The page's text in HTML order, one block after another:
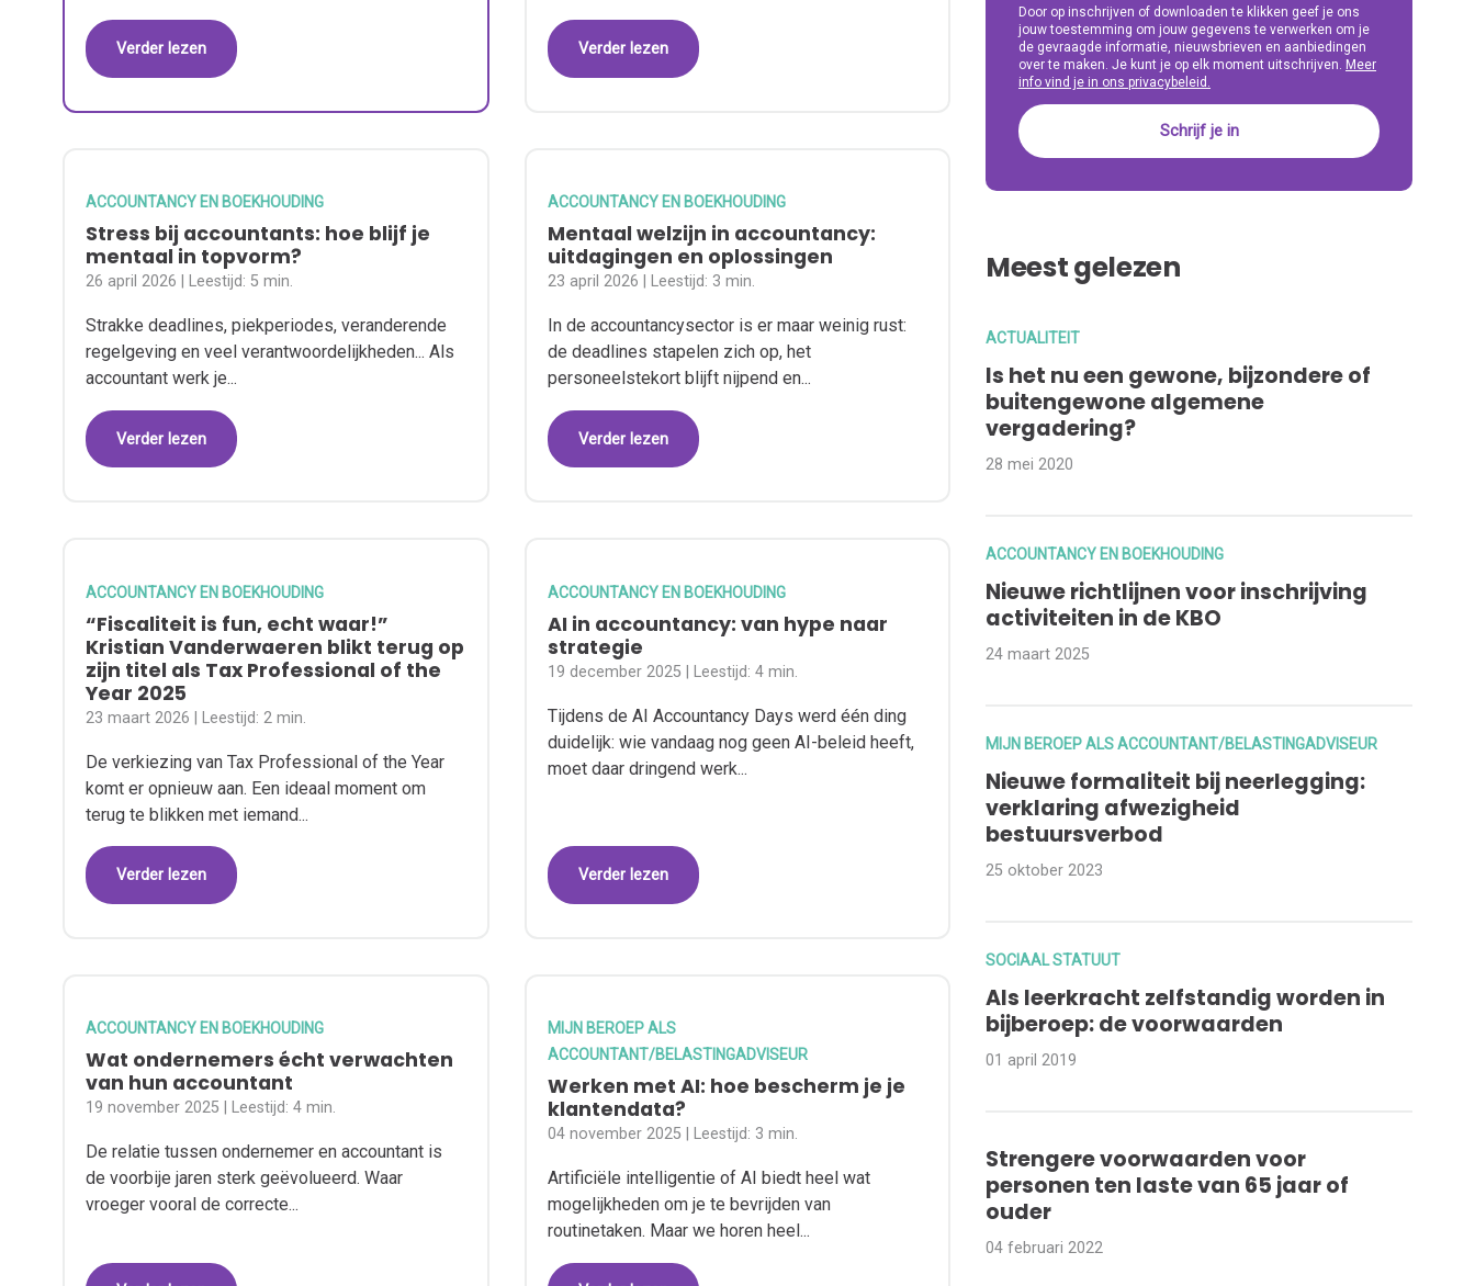
Verder lezen Verder lezen
ACCOUNTANCY EN BOEKHOUDING
Stress bij accountants: hoe blijf je
mentaal in topvorm?
26 april 2026 | Leestijd:5 min.
Strakke deadlines, piekperiodes, veranderende
regelgeving en veel verantwoordelijkheden... Als
accountant werk je...
Verder lezen
ACCOUNTANCY EN BOEKHOUDING
Mentaal welzijn in accountancy:
uitdagingen en oplossingen
23 april 2026 | Leestijd: 3 min.
In de accountancysector is er maar weinig rust:
de deadlines stapelen zich op, het
personeelstekort blijft nijpend en...
Verder lezen
ACCOUNTANCY EN BOEKHOUDING
“Fiscaliteit is fun, echt waar!”
Kristian Vanderwaeren blikt terug op
zijn titel als Tax Professional of the
Year 2025
23 maart 2026 | Leestijd:2 min.
De verkiezing van Tax Professional of the Year
komt er opnieuw aan. Een ideaal moment om
terug te blikken met iemand...
Verder lezen
ACCOUNTANCY EN BOEKHOUDING
AI in accountancy: van hype naar
strategie
19 december 2025 | Leestijd: 4 min.
Tijdens de AI Accountancy Days werd één ding
duidelijk: wie vandaag nog geen AI-beleid heeft,
moet daar dringend werk...
Verder lezen
ACCOUNTANCY EN BOEKHOUDING
Wat ondernemers écht verwachten
van hun accountant
19 november 2025 | Leestijd:4 min.
De relatie tussen ondernemer en accountant is
de voorbije jaren sterk geëvolueerd. Waar
vroeger vooral de correcte...
MIJN BEROEP ALS
ACCOUNTANT/BELASTINGADVISEUR
Werken met AI: hoe bescherm je je
klantendata?
04 november 2025 | Leestijd: 3 min.
Artificiële intelligentie of AI biedt heel wat
mogelijkheden om je te bevrijden van
routinetaken. Maar we horen heel...
Door op inschrijven of downloaden te klikken geef je ons
jouw toestemming om jouw gegevens te verwerken om je
de gevraagde informatie, nieuwsbrieven en aanbiedingen
over te maken. Je kunt je op elk moment uitschrijven. Meer
info vind je in ons privacybeleid.
Meest gelezen
ACTUALITEIT
Is het nu een gewone, bijzondere of
buitengewone algemene
vergadering?
28 mei 2020
ACCOUNTANCY EN BOEKHOUDING
Nieuwe richtlijnen voor inschrijving
activiteiten in de KBO
24 maart 2025
MIJN BEROEP ALS ACCOUNTANT/BELASTINGADVISEUR
Nieuwe formaliteit bij neerlegging:
verklaring afwezigheid
bestuursverbod
25 oktober 2023
SOCIAAL STATUUT
Als leerkracht zelfstandig worden in
bijberoep: de voorwaarden
01 april 2019
Strengere voorwaarden voor
personen ten laste van 65 jaar of
ouder
04 februari 2022